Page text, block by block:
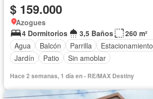
$ 159.000
Azogues
4 Dormitorios
3,5 Baños
260 m²
Agua
Balcón Parrilla Estacionamiento
Jardín
Patio Sin amoblar
Hace 2 semanas, 1 día en - RE/MAX Destiny